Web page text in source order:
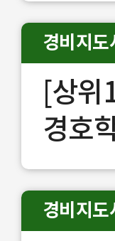
[상위
경호
경비지도
경비지도